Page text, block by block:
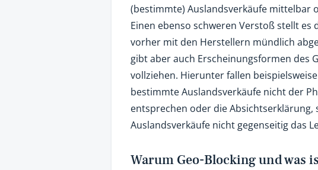
(bestimmte) Auslandsverkäufe mittelbar
Einen ebenso schweren Verstoß stellt es
vorher mit den Herstellern mündlich
gibt aber auch Erscheinungsformen des
vollziehen. Hierunter fallen
bestimmte Auslandsverkäufe nicht der
entsprechen oder die Absichtserklärung,
Auslandsverkäufe nicht gegenseitig das
Warum Geo-Blocking und was